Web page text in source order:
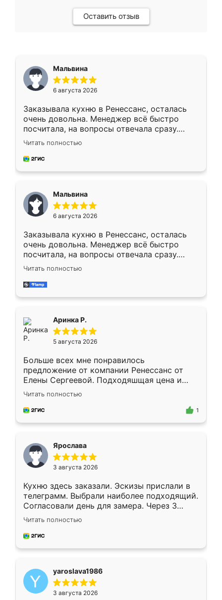
Оставить отзыв
Мальвина
6 августа 2026
Заказывала кухню в Ренессанс, осталась
очень довольна. Менеджер всё быстро
посчитала, на вопросы отвечала сразу.
Замерщик приехал в субботу, подошёл к
делу со всей ответственностью. Собрали
за день, ребята работали аккуратно, даже
Читать полностью
Мальвина
6 августа 2026
Заказывала кухню в Ренессанс, осталась
очень довольна. Менеджер всё быстро
посчитала, на вопросы отвечала сразу.
Замерщик приехал в субботу, подошёл к
делу со всей ответственностью. Собрали
за день, ребята работали аккуратно, даже
Читать полностью
Аринка Р.
5 августа 2026
Больше всех мне понравилось
предложение от компании Ренессанс от
Елены Сергеевой. Подходяшщая цена и
короткие сроки изготовления. Приехавший
для замера сотрудник Владислав
предложил по моему эскизу самый
Читать полностью
1
Ярослава
3 августа 2026
Кухню здесь заказали. Эскизы прислали в
телеграмм. Выбрали наиболее подходящий.
Согласовали день для замера. Через 3
недели кухня была уже готова. Остались
довольны работой. Спасибо Ренессанс
мебель за качественную работу!
Читать полностью
yaroslava1986
3 августа 2026